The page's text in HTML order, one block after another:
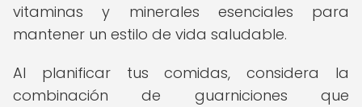
vitaminas y minerales esenciales para
mantener un estilo de vida saludable.
Al planificar tus comidas, considera la
combinación de guarniciones que